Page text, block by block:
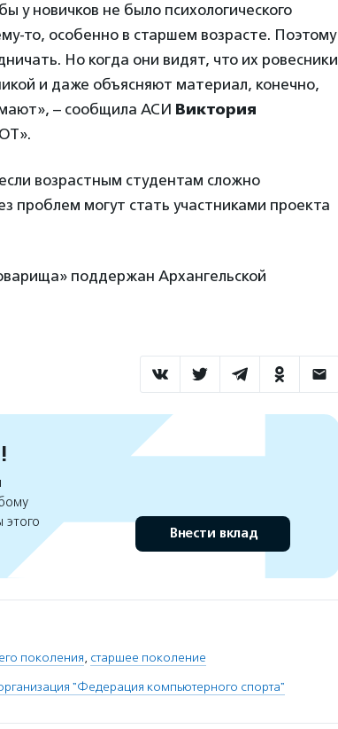
у новичков не было психологического
то, особенно в старшем возрасте. Поэтому
Но когда они видят, что их ровесники
и даже объясняют материал, конечно,
– сообщила АСИ Виктория
возрастным студентам сложно
проблем могут стать участниками проекта
поддержан Архангельской
этого
Внести вклад
поколения, старшее поколение
"Федерация компьютерного спорта"